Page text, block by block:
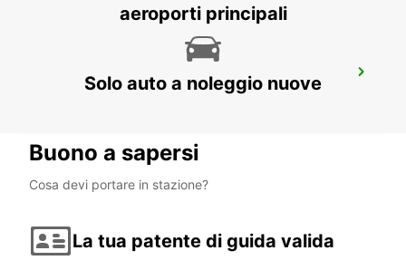
WOLVERHAMPTON CENTRO
WOLVERHAMPTON - UNITED KINGDOM
aeroporti principali
Solo auto a noleggio nuove
Buono a sapersi
Cosa devi portare in stazione?
La tua patente di guida valida